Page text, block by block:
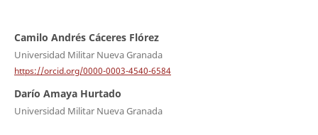
Camilo Andrés Cáceres Flórez
Universidad Militar Nueva Granada
https://orcid.org/0000-0003-4540-6584
Darío Amaya Hurtado
Universidad Militar Nueva Granada